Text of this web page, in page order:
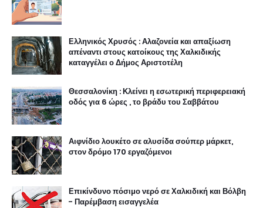
Ελληνικός Χρυσός : Αλαζονεία και απαξίωση
απέναντι στους κατοίκους της Χαλκιδικής
καταγγέλει ο Δήμος Αριστοτέλη
Θεσσαλονίκη : Κλείνει η εσωτερική περιφερειακή
οδός για 6 ώρες , το βράδυ του Σαββάτου
Αιφνίδιο λουκέτο σε αλυσίδα σούπερ μάρκετ,
στον δρόμο 170 εργαζόμενοι
Επικίνδυνο πόσιμο νερό σε Χαλκιδική και Βόλβη
- Παρέμβαση εισαγγελέα